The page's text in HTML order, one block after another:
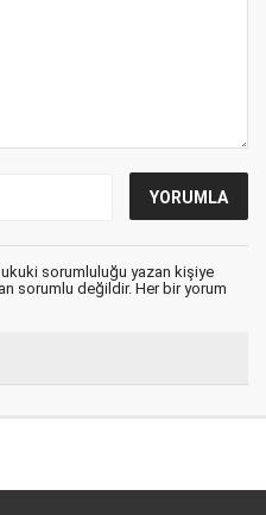
sorumluluğu yazan kişiye
sorumlu değildir. Her bir yorum